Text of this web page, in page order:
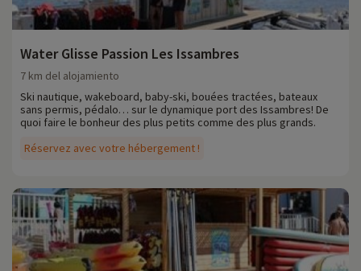
Water Glisse Passion Les Issambres
Réservez avec votre hébergement !
7 km del alojamiento
Ski nautique, wakeboard, baby-ski, bouées tractées, bateaux
sans permis, pédalo… sur le dynamique port des Issambres! De
quoi faire le bonheur des plus petits comme des plus grands.